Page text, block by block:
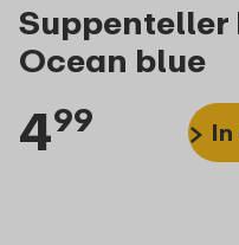
Suppenteller
Ocean blue
499 In